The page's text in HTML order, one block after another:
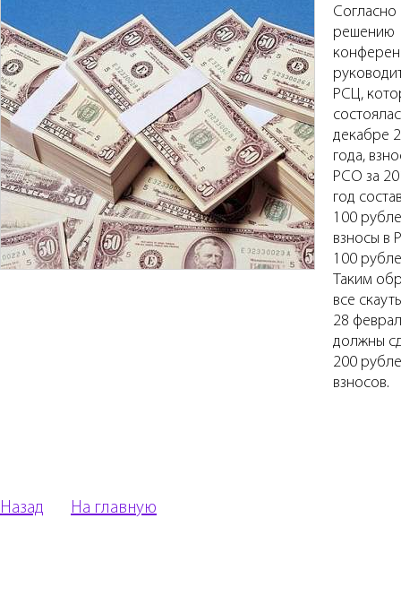
Согласно
решению
РСЦ,
декабре
года,
РСО за
год
100
взносы в
100
Таким
все
28
должны
200
взносов.
Назад На главную